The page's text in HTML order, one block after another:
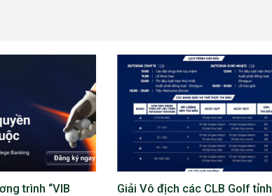
CLB Golf tỉnh
Lộ diện bộ máy điều hành Giải